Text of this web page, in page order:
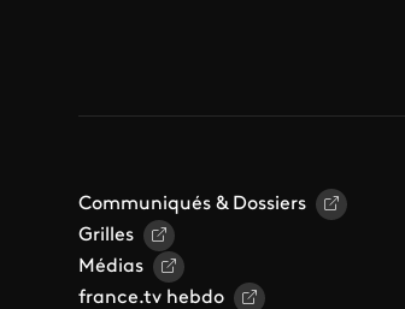
Communiqués & Dossiers
Grilles
Médias
france.tv hebdo